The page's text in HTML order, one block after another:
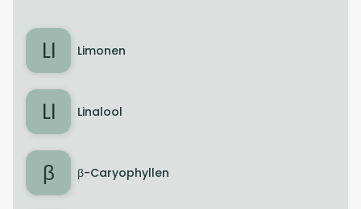
LI Limonen
LI Linalool
β β-Caryophyllen